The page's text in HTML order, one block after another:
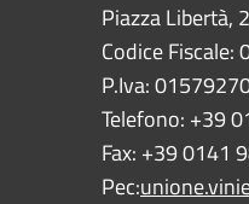
Piazza Libertà,
Codice
P.Iva:
Telefono: +39
Fax: +39 0141
Pec: